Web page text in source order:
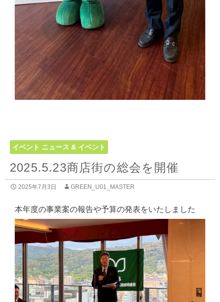
イベント ニュース & イベント
2025.5.23商店街の総会を開催
2025年7月3日 GREEN_U01_MASTER
本年度の事業案の報告や予算の発表をいたしました